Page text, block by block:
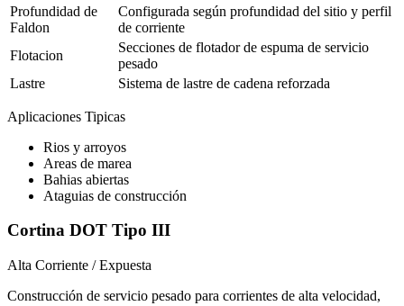
Profundidad de
Faldon
Configurada según profundidad del sitio y perfil
de corriente
Flotacion
Secciones de flotador de espuma de servicio
pesado
Lastre
Sistema de lastre de cadena reforzada
Aplicaciones Tipicas
Rios y arroyos
Areas de marea
Bahias abiertas
Ataguias de construcción
Cortina DOT Tipo III
Alta Corriente / Expuesta
Construcción de servicio pesado para corrientes de alta velocidad,